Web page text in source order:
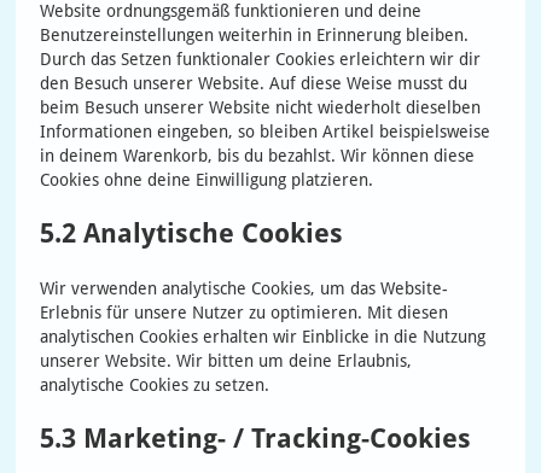
Website ordnungsgemäß funktionieren und deine
Benutzereinstellungen weiterhin in Erinnerung bleiben.
Durch das Setzen funktionaler Cookies erleichtern wir dir
den Besuch unserer Website. Auf diese Weise musst du
beim Besuch unserer Website nicht wiederholt dieselben
Informationen eingeben, so bleiben Artikel beispielsweise
in deinem Warenkorb, bis du bezahlst. Wir können diese
Cookies ohne deine Einwilligung platzieren.
5.2 Analytische Cookies
Wir verwenden analytische Cookies, um das Website-
Erlebnis für unsere Nutzer zu optimieren. Mit diesen
analytischen Cookies erhalten wir Einblicke in die Nutzung
unserer Website. Wir bitten um deine Erlaubnis,
analytische Cookies zu setzen.
5.3 Marketing- / Tracking-Cookies